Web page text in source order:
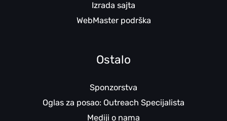
Izrada sajta
WebMaster podrška
Ostalo
Sponzorstva
Oglas za posao: Outreach Specijalista
Mediji o nama